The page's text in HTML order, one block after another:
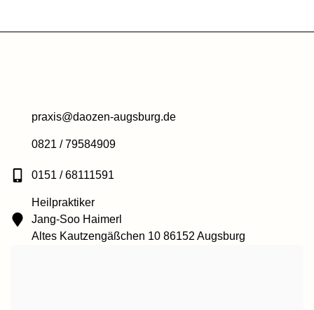
praxis@daozen-augsburg.de
0821 / 79584909
0151 / 68111591
Heilpraktiker
Jang-Soo Haimerl
Altes Kautzengäßchen 10 86152 Augsburg